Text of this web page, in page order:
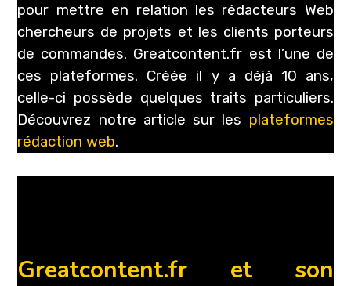
pour mettre en relation les rédacteurs Web
chercheurs de projets et les clients porteurs
de commandes. Greatcontent.fr est l’une de
ces plateformes. Créée il y a déjà 10 ans,
celle-ci possède quelques traits particuliers.
Découvrez notre article sur les plateformes
rédaction web.
Greatcontent.fr et son